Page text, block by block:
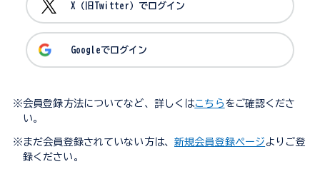
X（旧Twitter）でログイン
Googleでログイン
※会員登録方法についてなど、詳しくはこちら をご確認くださ
い。
※まだ会員登録されていない方は、 新規会員登録ページ よりご登
録ください。